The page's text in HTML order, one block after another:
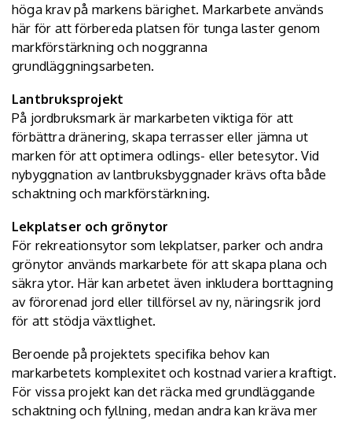
höga krav på markens bärighet. Markarbete används
här för att förbereda platsen för tunga laster genom
markförstärkning och noggranna
grundläggningsarbeten.
Lantbruksprojekt
På jordbruksmark är markarbeten viktiga för att
förbättra dränering, skapa terrasser eller jämna ut
marken för att optimera odlings- eller betesytor. Vid
nybyggnation av lantbruksbyggnader krävs ofta både
schaktning och markförstärkning.
Lekplatser och grönytor
För rekreationsytor som lekplatser, parker och andra
grönytor används markarbete för att skapa plana och
säkra ytor. Här kan arbetet även inkludera borttagning
av förorenad jord eller tillförsel av ny, näringsrik jord
för att stödja växtlighet.
Beroende på projektets specifika behov kan
markarbetets komplexitet och kostnad variera kraftigt.
För vissa projekt kan det räcka med grundläggande
schaktning och fyllning, medan andra kan kräva mer